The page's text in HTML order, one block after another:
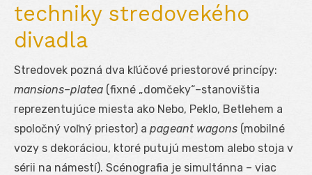
techniky stredovekého
divadla
Stredovek pozná dva kľúčové priestorové princípy:
mansions–platea (fixné „domčeky“–stanovištia
reprezentujúce miesta ako Nebo, Peklo, Betlehem a
spoločný voľný priestor) a pageant wagons (mobilné
vozy s dekoráciou, ktoré putujú mestom alebo stoja v
sérii na námestí). Scénografia je simultánna – viac